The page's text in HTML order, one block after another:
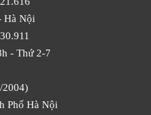
Hà Nội
- Thứ 2-7
2004)
Phố Hà Nội